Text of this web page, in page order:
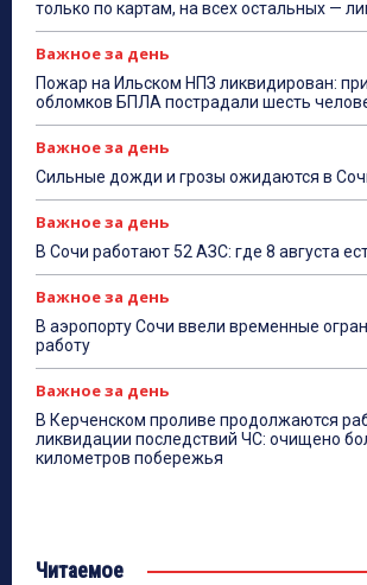
только по картам, на всех остальных —
Важное за день
Пожар на Ильском НПЗ ликвидирован:
обломков БПЛА пострадали шесть
Важное за день
Сильные дожди и грозы ожидаются в
Важное за день
В Сочи работают 52 АЗС: где 8 августа
Важное за день
В аэропорту Сочи ввели временные
работу
Важное за день
В Керченском проливе продолжаются
ликвидации последствий ЧС: очищено
километров побережья
Читаемое